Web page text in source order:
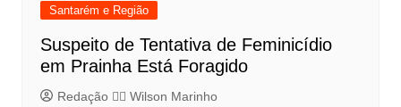
Santarém e Região
Suspeito de Tentativa de Feminicídio
em Prainha Está Foragido
Redação 👨‍⚖️​ Wilson Marinho